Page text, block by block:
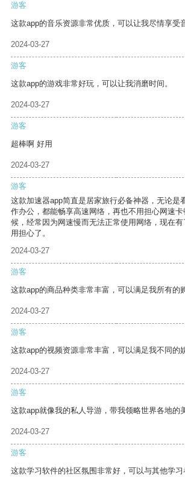
游客
这款app的音乐资源非常优质，可以让我尽情享受
2024-03-27
游客
这款app的游戏非常好玩，可以让我消磨时间。
2024-03-27
游客
超棒啊 好用
2024-03-27
游客
这款加速器app简直是居家旅行必备神器，无论是
作办公，都能畅享高速网络，再也不用担心网速
候，经常因为网速慢而无法正常使用网络，现在
用担心了。
2024-03-27
游客
这款app的商品种类非常丰富，可以满足我所有的
2024-03-27
游客
这款app的视频资源非常丰富，可以满足我不同的
2024-03-27
游客
这款app就像我的私人导游，带我领略世界各地的
2024-03-27
游客
这款学习软件的社区氛围非常好，可以与其他学习